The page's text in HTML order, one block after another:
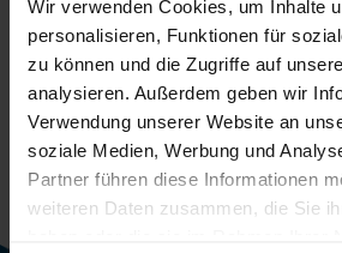
Wir verwenden Cookies, um Inhalte
personalisieren, Funktionen für
zu können und die Zugriffe auf
analysieren. Außerdem geben wir
Verwendung unserer Website an
soziale Medien, Werbung und
Partner führen diese Informationen
weiteren Daten zusammen, die Sie
 WhatsApp
0800 /